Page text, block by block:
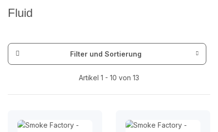
Fluid
Filter und Sortierung
Artikel 1 - 10 von 13